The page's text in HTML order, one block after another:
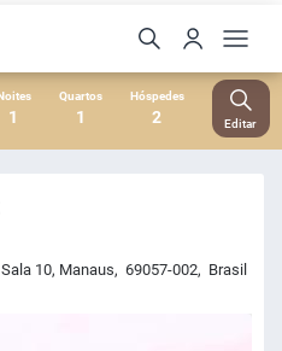
1
Quartos
1
Hóspedes
2 Editar
10, Manaus, 69057-002, Brasil